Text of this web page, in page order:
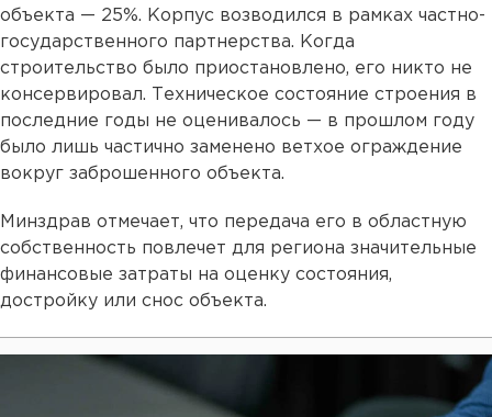
объекта — 25%. Корпус возводился в рамках частно-
государственного партнерства. Когда
строительство было приостановлено, его никто не
консервировал. Техническое состояние строения в
последние годы не оценивалось — в прошлом году
было лишь частично заменено ветхое ограждение
вокруг заброшенного объекта.
Минздрав отмечает, что передача его в областную
собственность повлечет для региона значительные
финансовые затраты на оценку состояния,
достройку или снос объекта.